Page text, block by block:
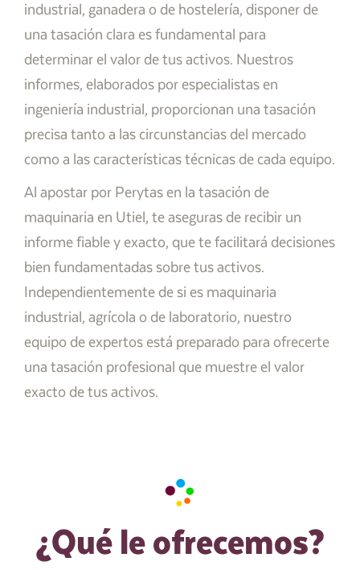
industrial, ganadera o de hostelería, disponer de
una tasación clara es fundamental para
determinar el valor de tus activos. Nuestros
informes, elaborados por especialistas en
ingeniería industrial, proporcionan una tasación
precisa tanto a las circunstancias del mercado
como a las características técnicas de cada equipo.
Al apostar por Perytas en la tasación de
maquinaria en Utiel, te aseguras de recibir un
informe fiable y exacto, que te facilitará decisiones
bien fundamentadas sobre tus activos.
Independientemente de si es maquinaria
industrial, agrícola o de laboratorio, nuestro
equipo de expertos está preparado para ofrecerte
una tasación profesional que muestre el valor
exacto de tus activos.
¿Qué le ofrecemos?